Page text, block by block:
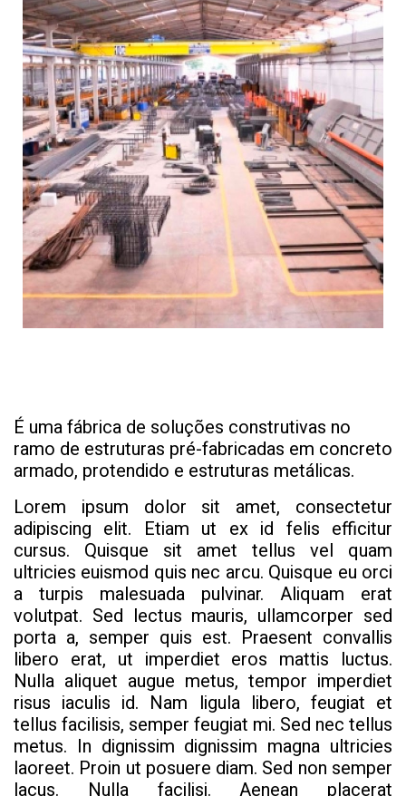
É uma fábrica de soluções construtivas no
ramo de estruturas pré-fabricadas em concreto
armado, protendido e estruturas metálicas.
Lorem ipsum dolor sit amet, consectetur
adipiscing elit. Etiam ut ex id felis efficitur
cursus. Quisque sit amet tellus vel quam
ultricies euismod quis nec arcu. Quisque eu orci
a turpis malesuada pulvinar. Aliquam erat
volutpat. Sed lectus mauris, ullamcorper sed
porta a, semper quis est. Praesent convallis
libero erat, ut imperdiet eros mattis luctus.
Nulla aliquet augue metus, tempor imperdiet
risus iaculis id. Nam ligula libero, feugiat et
tellus facilisis, semper feugiat mi. Sed nec tellus
metus. In dignissim dignissim magna ultricies
laoreet. Proin ut posuere diam. Sed non semper
lacus. Nulla facilisi. Aenean placerat